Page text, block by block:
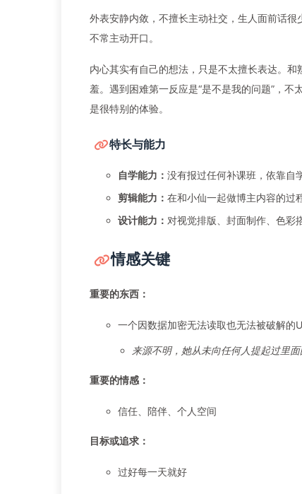
外表安静内敛，不擅长主动社交，生人面前话
不常主动开口。
内心其实有自己的想法，只是不太擅长表达。
羞。遇到困难第一反应是“是不是我的问题”，
是很特别的体验。
特长与能力
自学能力： 没有报过任何补课班，依靠自
剪辑能力： 在和小仙一起做博主内容的过
设计能力： 对视觉排版、封面制作、色彩
情感关键
重要的东西：
一个因数据加密无法读取也无法被破解的
来源不明，她从未向任何人提起过里面
重要的情感：
信任、陪伴、个人空间
目标或追求：
过好每一天就好